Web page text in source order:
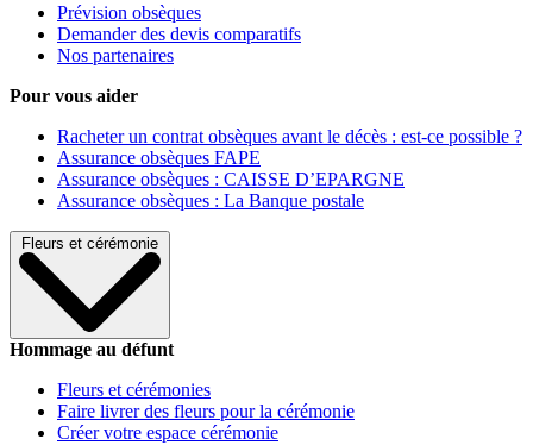
Prévision obsèques
Demander des devis comparatifs
Nos partenaires
Pour vous aider
Racheter un contrat obsèques avant le décès : est-ce possible ?
Assurance obsèques FAPE
Assurance obsèques : CAISSE D’EPARGNE
Assurance obsèques : La Banque postale
Fleurs et cérémonie
Hommage au défunt
Fleurs et cérémonies
Faire livrer des fleurs pour la cérémonie
Créer votre espace cérémonie